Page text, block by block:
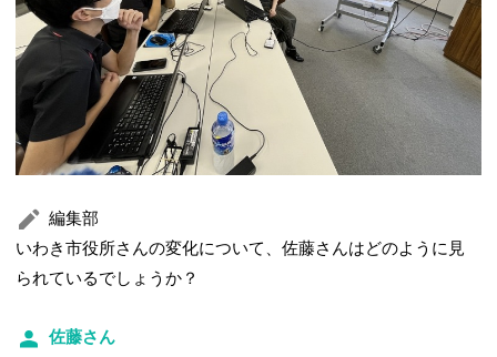
編集部
いわき市役所さんの変化について、佐藤さんはどのように見
られているでしょうか？
佐藤さん